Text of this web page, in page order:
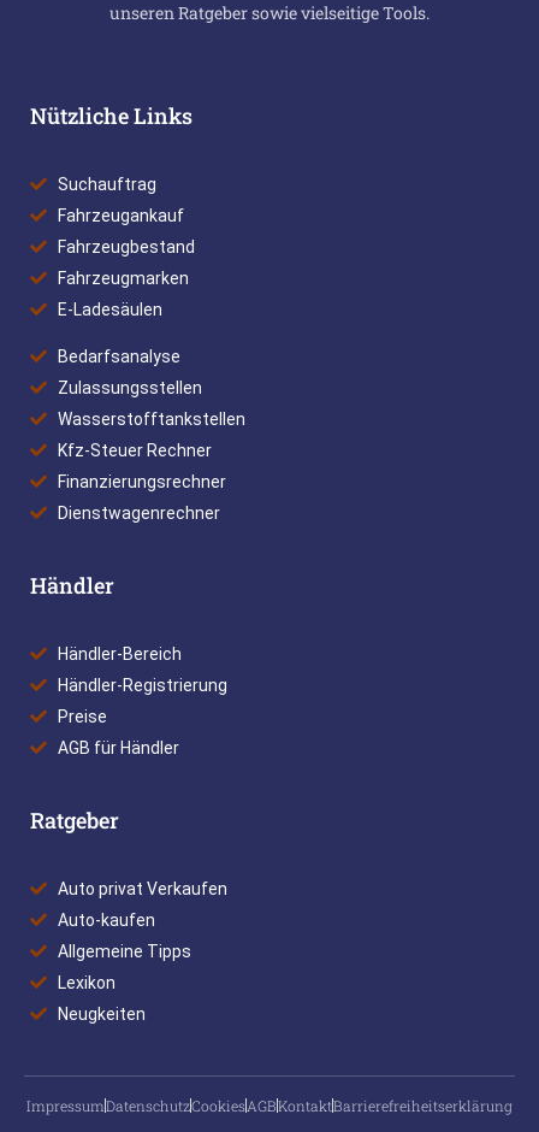
unseren Ratgeber sowie vielseitige Tools.
Nützliche Links
Suchauftrag
Fahrzeugankauf
Fahrzeugbestand
Fahrzeugmarken
E-Ladesäulen
Bedarfsanalyse
Zulassungsstellen
Wasserstofftankstellen
Kfz-Steuer Rechner
Finanzierungsrechner
Dienstwagenrechner
Händler
Händler-Bereich
Händler-Registrierung
Preise
AGB für Händler
Ratgeber
Auto privat Verkaufen
Auto-kaufen
Allgemeine Tipps
Lexikon
Neugkeiten
ImpressumDatenschutzCookiesAGBKontaktBarrierefreiheitserklärung